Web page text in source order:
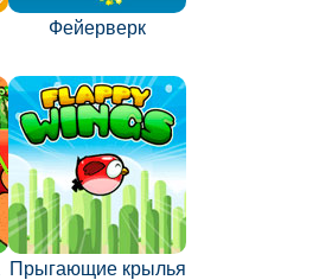
Фейерверк
Прыгающие крылья